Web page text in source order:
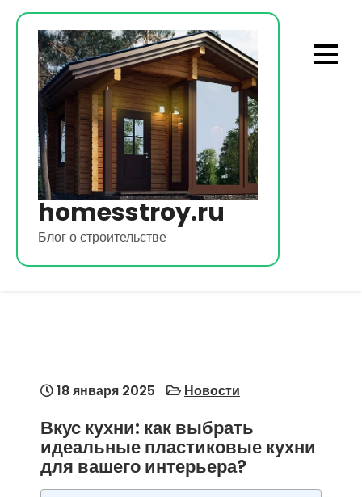
Перейти
содержимому
homesstroy.ru
Блог о строительстве
18 января 2025 Новости
Вкус кухни: как выбрать
идеальные пластиковые кухни
для вашего интерьера?